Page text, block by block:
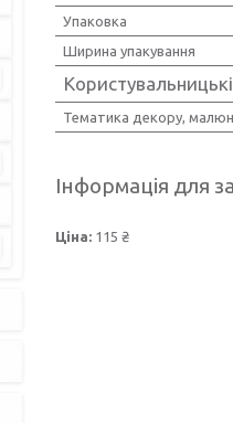
Упаковка
Ширина упакування
Тематика декору,
Інформація для
Ціна: 115 ₴